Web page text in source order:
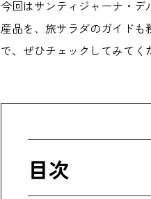
今回はサンティジャーナ・
産品を、旅サラダのガイド
で、ぜひチェックしてみてく
目次